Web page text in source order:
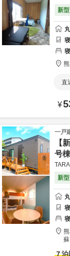
新
直
¥
一戸
【
号棟
新
蘇
７泊